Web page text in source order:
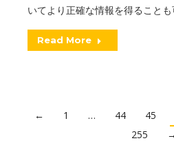
いてより正確な情報を得ることも
Read More
← 1 … 44 45
255
→